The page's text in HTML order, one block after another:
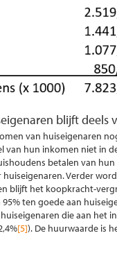
blijft deels
van huiseigenaren
van hun inkomen niet in
betalen van
Verder
blijft het koopkracht-
ten goede aan
die aan het
[5]). De huurwaarde is